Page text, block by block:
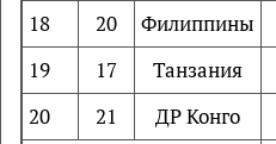
18
20 Филиппины
19
17 Танзания
20
21 ДР Конго